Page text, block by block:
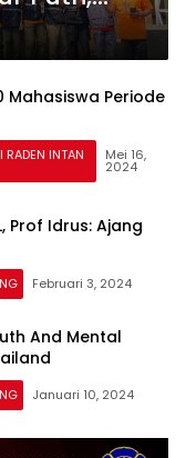
Kuatkan
Mahasiswa Periode
RADEN INTAN Mei 16,
2024
Prof Idrus: Ajang
Februari 3, 2024
And Mental
Januari 10, 2024